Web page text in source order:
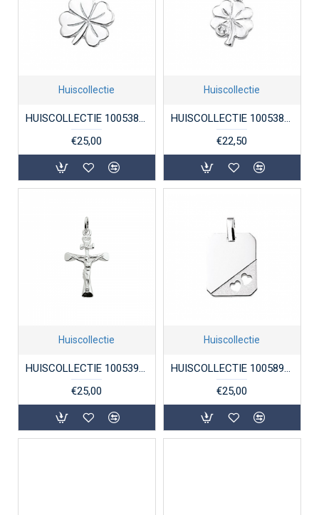
Huiscollectie
HUISCOLLECTIE 1005382 ZILVEREN HANGER KLAVER
€25,00
Huiscollectie
HUISCOLLECTIE 1005386 ZILVEREN HANGER KLAVER-4 MET ZIRKONIA
€22,50
Huiscollectie
HUISCOLLECTIE 1005394 ZILVEREN KRUISJE MET CORPUS
€25,00
Huiscollectie
HUISCOLLECTIE 1005892 ZILVEREN HANGER RECHTHOEK
€25,00